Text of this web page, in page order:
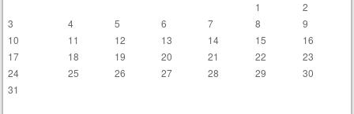
1
2
3
4 5 6 7 8
9
10
11 12 13 14 15
16
17
18 19 20 21 22
23
24
25 26 27 28 29
30
31